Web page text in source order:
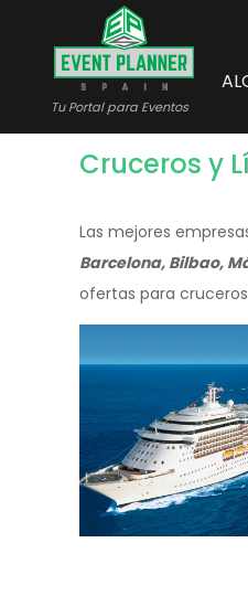
contenido
principal
Tu Portal para Eventos
Cruceros y
Las mejores
Barcelona, Bilbao,
ofertas para